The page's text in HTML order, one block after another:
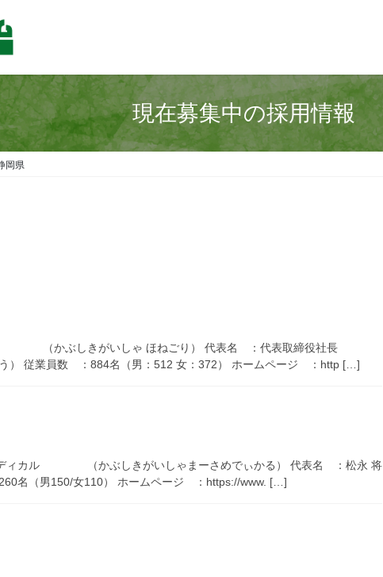
現在募集中の採用情報
岡県
（かぶしきがいしゃ ほねごり） 代表名 ：代表取締役社長
業員数 ：884名（男：512 女：372） ホームページ ：http […]
ディカル （かぶしきがいしゃまーさめでぃかる） 代表名 ：松永 将
名（男150/女110） ホームページ ：https://www. […]